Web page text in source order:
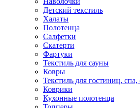
Детский текстиль
Халаты
Полотенца
Салфетки
Скатерти
Фартуки
Текстиль для сауны
Ковры
Текстиль для гостиниц, спа,
Коврики
Кухонные полотенца